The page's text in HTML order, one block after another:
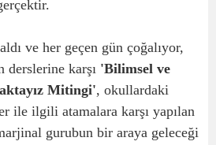
ve her geçen gün çoğalıyor,
derslerine karşı 'Bilimsel ve
Mitingi', okullardaki
ile ilgili atamalara karşı yapılan
gurubun bir araya geleceği